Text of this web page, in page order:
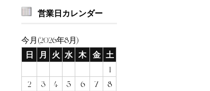
営業日カレンダー
今月(2026年8月)
日
月 火 水 木 金 土
1
2
3 4 5 6 7
8